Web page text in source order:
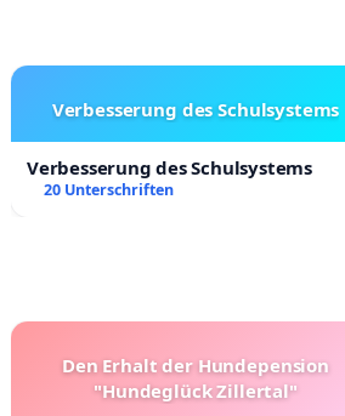
Verbesserung des Schulsystems
Verbesserung des Schulsystems
20 Unterschriften
Den Erhalt der Hundepension
"Hundeglück Zillertal"